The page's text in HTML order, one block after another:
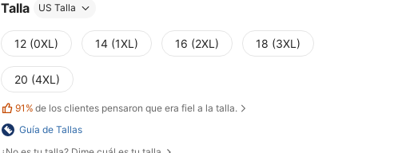
Talla US Talla
12 (0XL) 14 (1XL) 16 (2XL) 18 (3XL)
20 (4XL)
91% de los clientes pensaron que era fiel a la talla.
Guía de Tallas